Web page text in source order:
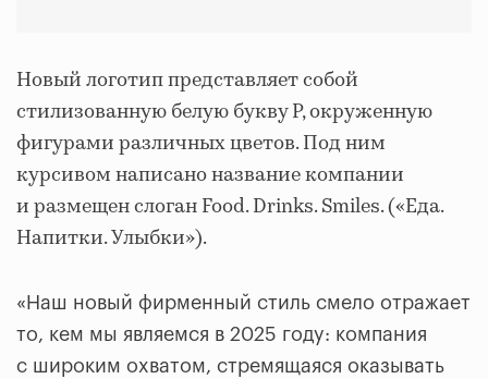
Новый логотип представляет собой
стилизованную белую букву P, окруженную
фигурами различных цветов. Под ним
курсивом написано название компании
и размещен слоган Food. Drinks. Smiles. («Еда.
Напитки. Улыбки»).
«Наш новый фирменный стиль смело отражает
то, кем мы являемся в 2025 году: компания
с широким охватом, стремящаяся оказывать